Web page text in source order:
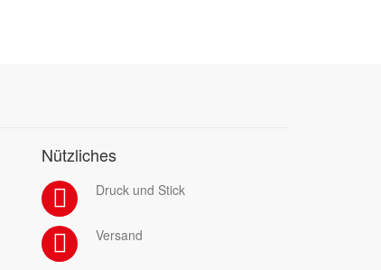
Nützliches
Druck und Stick
Versand